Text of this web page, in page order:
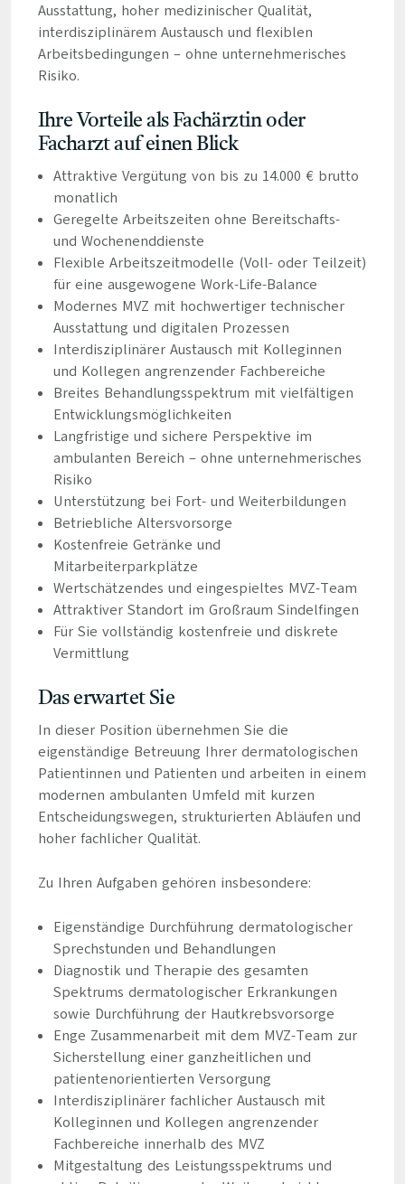
Ausstattung, hoher medizinischer Qualität,
interdisziplinärem Austausch und flexiblen
Arbeitsbedingungen – ohne unternehmerisches
Risiko.
Ihre Vorteile als Fachärztin oder
Facharzt auf einen Blick
Attraktive Vergütung von bis zu 14.000 € brutto
monatlich
Geregelte Arbeitszeiten ohne Bereitschafts-
und Wochenenddienste
Flexible Arbeitszeitmodelle (Voll- oder Teilzeit)
für eine ausgewogene Work-Life-Balance
Modernes MVZ mit hochwertiger technischer
Ausstattung und digitalen Prozessen
Interdisziplinärer Austausch mit Kolleginnen
und Kollegen angrenzender Fachbereiche
Breites Behandlungsspektrum mit vielfältigen
Entwicklungsmöglichkeiten
Langfristige und sichere Perspektive im
ambulanten Bereich – ohne unternehmerisches
Risiko
Unterstützung bei Fort- und Weiterbildungen
Betriebliche Altersvorsorge
Kostenfreie Getränke und
Mitarbeiterparkplätze
Wertschätzendes und eingespieltes MVZ-Team
Attraktiver Standort im Großraum Sindelfingen
Für Sie vollständig kostenfreie und diskrete
Vermittlung
Das erwartet Sie
In dieser Position übernehmen Sie die
eigenständige Betreuung Ihrer dermatologischen
Patientinnen und Patienten und arbeiten in einem
modernen ambulanten Umfeld mit kurzen
Entscheidungswegen, strukturierten Abläufen und
hoher fachlicher Qualität.
Zu Ihren Aufgaben gehören insbesondere:
Eigenständige Durchführung dermatologischer
Sprechstunden und Behandlungen
Diagnostik und Therapie des gesamten
Spektrums dermatologischer Erkrankungen
sowie Durchführung der Hautkrebsvorsorge
Enge Zusammenarbeit mit dem MVZ-Team zur
Sicherstellung einer ganzheitlichen und
patientenorientierten Versorgung
Interdisziplinärer fachlicher Austausch mit
Kolleginnen und Kollegen angrenzender
Fachbereiche innerhalb des MVZ
Mitgestaltung des Leistungsspektrums und